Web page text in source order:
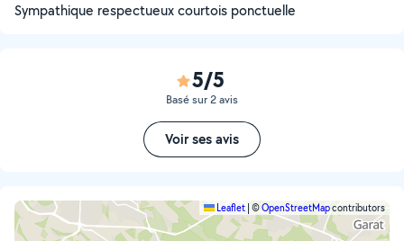
Sympathique respectueux courtois ponctuelle
5/5
Basé sur 2 avis
Voir ses avis
Leaflet ©OpenStreetMapcontributors